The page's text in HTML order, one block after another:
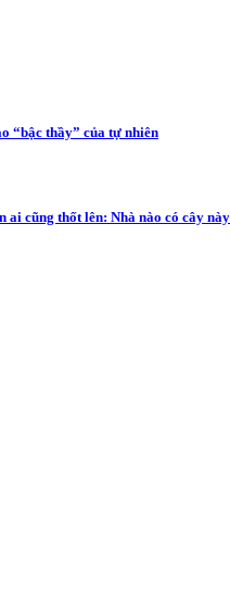
“bậc thầy” của tự nhiên
ai cũng thốt lên: Nhà nào có cây